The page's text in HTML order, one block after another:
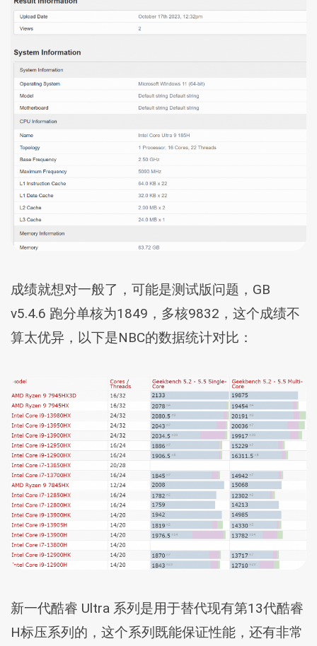
成绩就想对一般了，可能是测试版问题，GB
v5.4.6 跑分单核为1849，多核9832，这个成绩不
算太优异，以下是NBC的数据统计对比：
新一代酷睿 Ultra 系列是用于替代现有第13代酷睿
H标压系列的，这个系列既能保证性能，还有非常